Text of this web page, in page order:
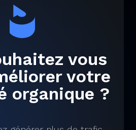
vous
votre
organique ?